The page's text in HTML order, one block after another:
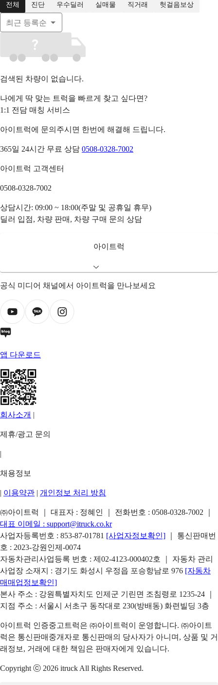
전체 진단 우수딜러 실매물 직거래 헛걸음보상
최근 등록순
검색된 차량이 없습니다.
나에게 딱 맞는 트럭을 빠르게 찾고 싶다면?
1:1 전담 매칭 서비스
아이트럭에 문의주시면 한번에 해결해 드립니다.
365일 24시간 무료 상담 0508-0328-7002
아이트럭 고객센터
0508-0328-7002
상담시간: 09:00 ~ 18:00(주말 및 공휴일 휴무)
딜러 입점, 차량 판매, 차량 구매 문의 상담
아이트럭
공식 미디어 채널에서 아이트럭을 만나보세요
앱 다운로드
회사소개 |
제휴/광고 문의
|
채용정보
| 이용약관 | 개인정보 처리 방침
㈜아이트럭 ｜ 대표자 : 정혜인 ｜ 전화번호 : 0508-0328-7002
대표 이메일 : support@itruck.co.kr
사업자등록번호 : 853-87-01781 [사업자정보확인]
｜ 통신판매번
호 : 2023-강원인제-0074
자동차관리사업등록 번호 : 제02-4123-000402호 ｜ 자동차 관리
사업장 소재지 : 경기도 화성시 우정읍 포승항남로 976 [자동차
매매업정보확인]
본사 주소 : 강원특별자치도 인제군 기린면 조침령로 1235-24 ｜
지점 주소 : 서울시 서초구 동작대로 230(방배동) 화련빌딩 3층
아이트럭 인증중고트럭은 ㈜아이트럭이 운영합니다. ㈜아이트
럭은 통신판매중개자로 통신판매의 당사자가 아니며, 상품 및 거
래정보, 거래에 대한 책임은 판매자에게 있습니다.
Copyright ⓒ 2026 itruck All Rights Reserved.